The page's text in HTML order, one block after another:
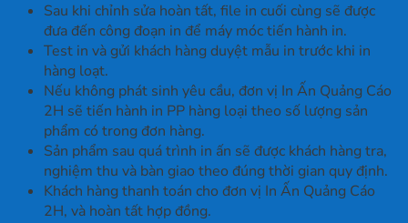
Sau khi chỉnh sửa hoàn tất, file in cuối cùng sẽ được
đưa đến công đoạn in để máy móc tiến hành in.
Test in và gửi khách hàng duyệt mẫu in trước khi in
hàng loạt.
Nếu không phát sinh yêu cầu, đơn vị In Ấn Quảng Cáo
2H sẽ tiến hành in PP hàng loại theo số lượng sản
phẩm có trong đơn hàng.
Sản phẩm sau quá trình in ấn sẽ được khách hàng tra,
nghiệm thu và bàn giao theo đúng thời gian quy định.
Khách hàng thanh toán cho đơn vị In Ấn Quảng Cáo
2H, và hoàn tất hợp đồng.